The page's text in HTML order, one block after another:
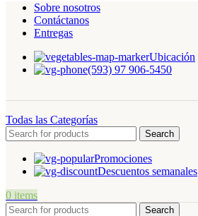
Sobre nosotros
Contáctanos
Entregas
Ubicación
(593) 97 906-5450
Todas las Categorías
Search
Promociones
Descuentos semanales
0 items
Search